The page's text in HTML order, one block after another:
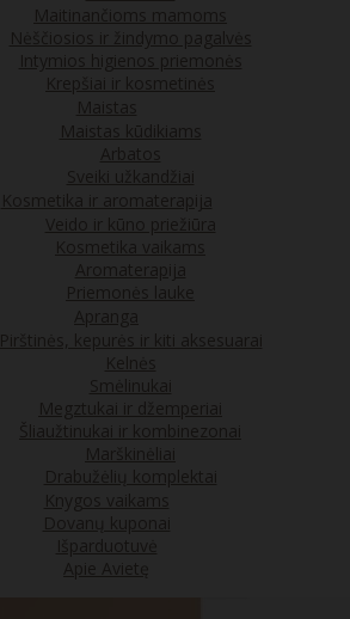
Maitinančioms mamoms
Nėščiosios ir žindymo pagalvės
Intymios higienos priemonės
Krepšiai ir kosmetinės
Maistas
Maistas kūdikiams
Arbatos
Sveiki užkandžiai
Kosmetika ir aromaterapija
Veido ir kūno priežiūra
Kosmetika vaikams
Aromaterapija
Priemonės lauke
Apranga
Pirštinės, kepurės ir kiti aksesuarai
Kelnės
Smėlinukai
Megztukai ir džemperiai
Šliaužtinukai ir kombinezonai
Marškinėliai
Drabužėlių komplektai
Knygos vaikams
Dovanų kuponai
Išparduotuvė
Apie Avietę